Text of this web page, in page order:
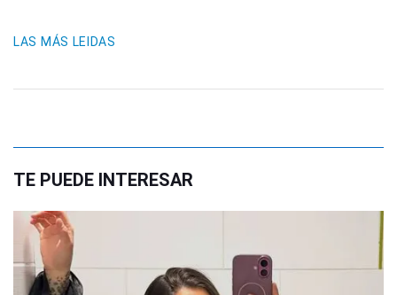
LAS MÁS LEIDAS
TE PUEDE INTERESAR